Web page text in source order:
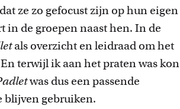
ze zo gefocust zijn op hun eigen
in de groepen naast hen. In de
als overzicht en leidraad om het
terwijl ik aan het praten was kon
was dus een passende
blijven gebruiken.